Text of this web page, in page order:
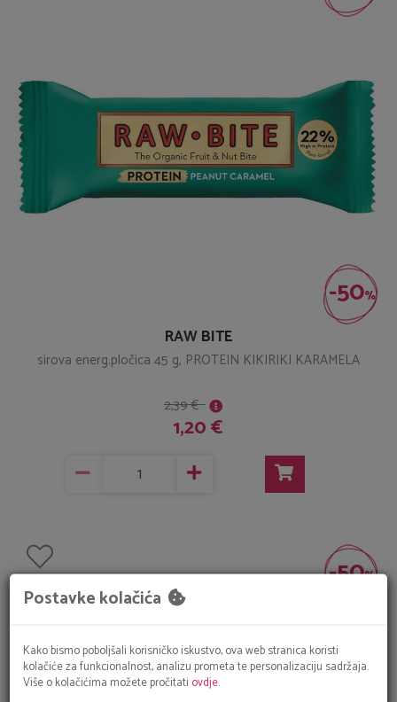
-50%
RAW BITE
sirova energ.pločica 45 g, PROTEIN KIKIRIKI KARAMELA
2,39 €
1,20 €
-50%
Postavke kolačića
Kako bismo poboljšali korisničko iskustvo, ova web stranica koristi
kolačiće za funkcionalnost, analizu prometa te personalizaciju sadržaja.
Više o kolačićima možete pročitati ovdje.